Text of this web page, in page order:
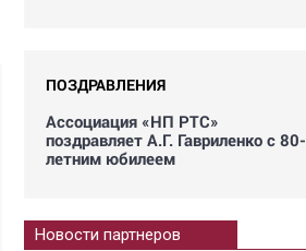
ПОЗДРАВЛЕНИЯ
Ассоциация «НП РТС»
поздравляет А.Г. Гавриленко с 80-
летним юбилеем
Новости партнеров